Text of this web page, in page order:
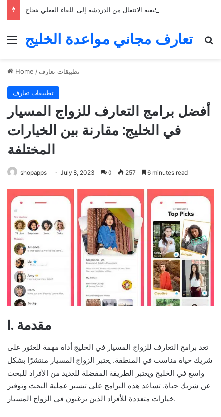
Menu
تعارف مجاني مواعدة الخليج
Home / تطبيقات تعارف
تطبيقات تعارف
أفضل برامج التعارف للزواج المسيار
في الخليج: مقارنة بين الخيارات
المختلفة
shopapps July 8, 2023 0 257 6 minutes read
I. مقدمة
تعد برامج التعارف للزواج المسيار في الخليج أداة مهمة للعثور على
شريك حياة مناسب في المنطقة. يعتبر الزواج المسيار منتشرًا بشكل
واسع في الخليج ويعتبر الطريقة المفضلة للعديد من الأفراد للبحث
عن شريك حياة. تساعد هذه البرامج على تيسير عملية البحث وتوفير
خيارات متعددة للأفراد الذين يرغبون في الزواج المسيار.